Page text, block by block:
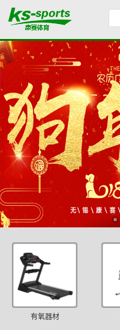
首页导航 品牌导航
业绩展示 健身资讯
有氧器材